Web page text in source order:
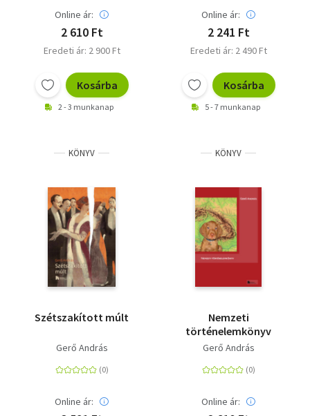
Online ár:
2 610 Ft
Eredeti ár: 2 900 Ft
Kosárba
2 - 3 munkanap
Online ár:
2 241 Ft
Eredeti ár: 2 490 Ft
Kosárba
5 - 7 munkanap
KÖNYV
Szétszakított múlt
Gerő András
Online ár:
KÖNYV
Nemzeti
történelemkönyv
Gerő András
Online ár: